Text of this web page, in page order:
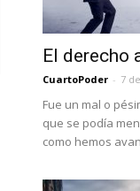
El derecho
CuartoPoder - 7
Fue un mal o
que se podía
como hemos